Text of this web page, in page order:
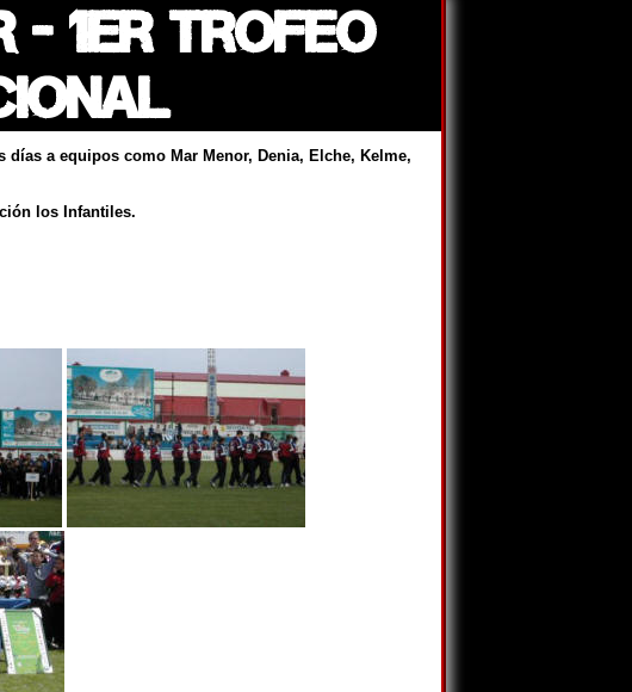
- 1er Trofeo
a equipos como Mar Menor, Denia, Elche, Kelme,
los Infantiles.